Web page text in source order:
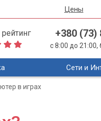
Цены
+380 (73)
с 8:00 до
Сети и
в играх